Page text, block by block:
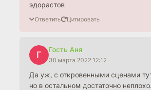
эдорастов
Ответить Цитировать
Г
Гость Аня
30 марта 2022 12:12
Да уж, с откровенными сценами
но в остальном достаточно